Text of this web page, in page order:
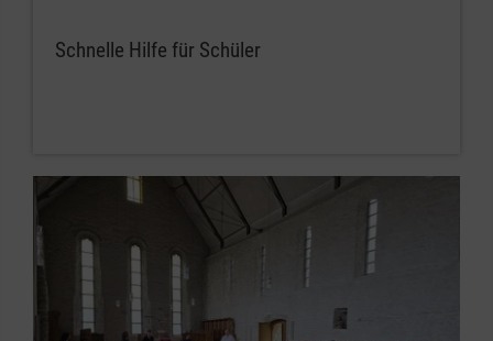
Schnelle Hilfe für Schüler